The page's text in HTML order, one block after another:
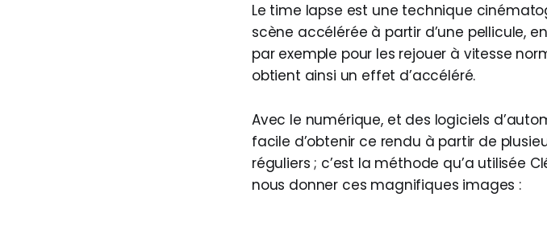
Le time lapse est une technique
scène accélérée à partir d’une pellicule,
par exemple pour les rejouer à vitesse
obtient ainsi un effet d’accéléré.
Avec le numérique, et des logiciels
facile d’obtenir ce rendu à partir de
réguliers ; c’est la méthode qu’a utilisée
nous donner ces magnifiques images :